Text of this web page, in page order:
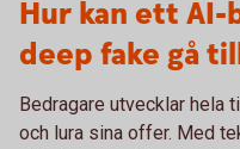
Hur kan ett
deep fake gå
Bedragare utvecklar hela
och lura sina offer. Med